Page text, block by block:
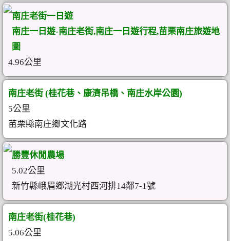
南庄老街一日遊
南庄一日遊-南庄老街,南庄一日遊行程,苗栗南庄旅遊地
圖
4.96公里
南庄老街 (桂花巷、康濟吊橋、南庄水岸公園)
5公里
苗栗縣南庄鄉文化路
勝豐休閒農場
5.02公里
新竹縣峨眉鄉湖光村西河排14鄰7-1號
南庄老街(桂花巷)
5.06公里